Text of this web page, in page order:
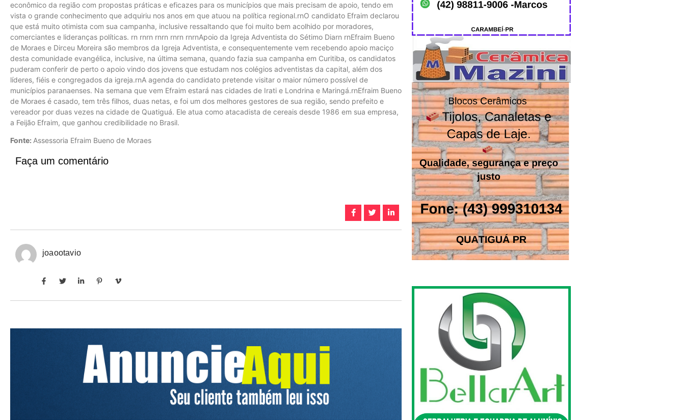
econômico da região com propostas práticas e eficazes para os municípios que mais precisam de apoio, tendo em
vista o grande conhecimento que adquiriu nos anos em que atuou na política regional.rnO candidato Efraim declarou
que está muito otimista com sua campanha, inclusive ressaltando que foi muito bem acolhido por moradores,
comerciantes e lideranças políticas. rn rnrn rnrn rnrn rnrnApoio da Igreja Adventista do Sétimo Diarn rnEfraim Bueno
de Moraes e Dirceu Moreira são membros da Igreja Adventista, e consequentemente vem recebendo apoio maciço
desta comunidade evangélica, inclusive, na última semana, quando fazia sua campanha em Curitiba, os candidatos
puderam conferir de perto o apoio vindo dos jovens que estudam nos colégios adventistas da capital, além dos
líderes, fiéis e congregados da igreja.rnA agenda do candidato pretende visitar o maior número possível de
municípios paranaenses. Na semana que vem Efraim estará nas cidades de Irati e Londrina e Maringá.rnEfraim Bueno
de Moraes é casado, tem três filhos, duas netas, e foi um dos melhores gestores de sua região, sendo prefeito e
vereador por duas vezes na cidade de Quatiguá. Ele atua como atacadista de cereais desde 1986 em sua empresa,
a Feijão Efraim, que ganhou credibilidade no Brasil.
Fonte: Assessoria Efraim Bueno de Moraes
Faça um comentário
joaootavio